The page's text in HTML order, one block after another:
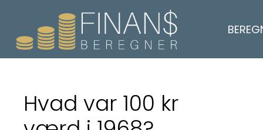
Hvad var 100 kr